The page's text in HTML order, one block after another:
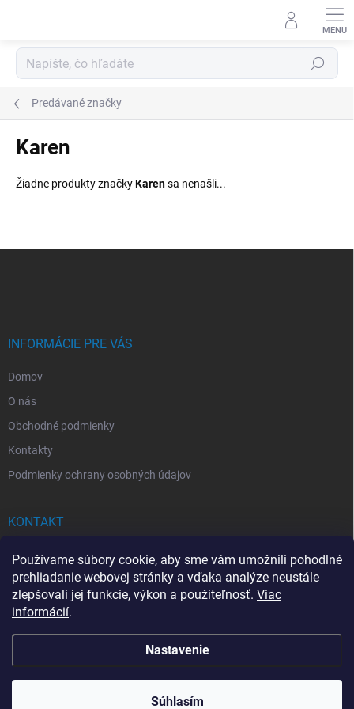
Používame súbory cookie, aby sme vám umožnili pohodlné
prehliadanie webovej stránky a vďaka analýze neustále
zlepšovali jej funkcie, výkon a použiteľnosť. Viac
informácií.
Nastavenie
Súhlasím
Hľadať
Predávané značky
Karen
Žiadne produkty značkyKarensa nenašli...
INFORMÁCIE PRE VÁS
Domov
O nás
Obchodné podmienky
Kontakty
Podmienky ochrany osobných údajov
KONTAKT
info@drogerkovo.sk
Copyright 2026Drogerkovo. Všetky práva vyhradené.Upraviť nastavenie
cookies